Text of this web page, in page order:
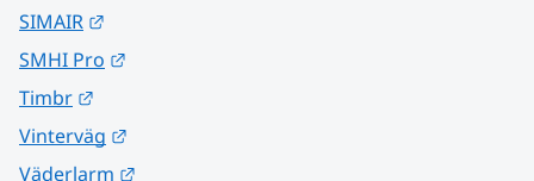
SIMAIR
SMHI Pro
Timbr
Vinterväg
Väderlarm